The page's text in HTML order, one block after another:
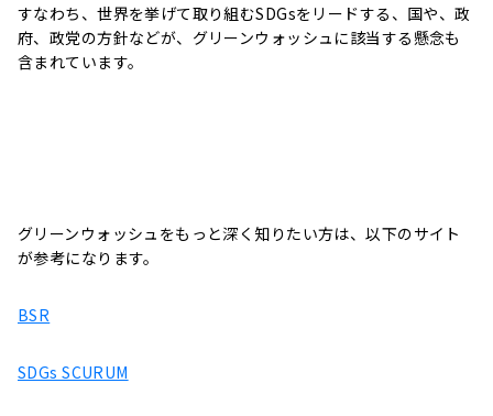
すなわち、世界を挙げて取り組むSDGsをリードする、国や、政
府、政党の方針などが、グリーンウォッシュに該当する懸念も
含まれています。
グリーンウォッシュをもっと深く知りたい方は、以下のサイト
が参考になります。
BSR
SDGs SCURUM